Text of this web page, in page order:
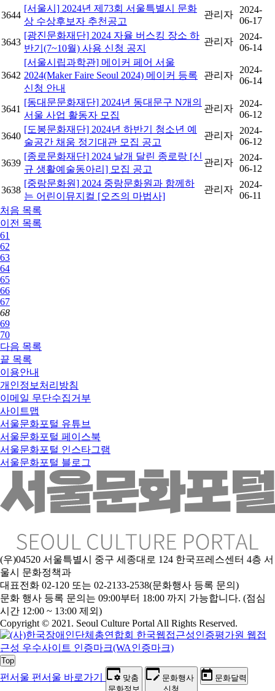
3644
[서울시] 2024년 제73회 서울특별시 문화
상 수상후보자 추천공고
관리자
2024-
06-17
3643
[광진문화재단] 2024 자율 버스킹 장소 하
반기(7~10월) 사용 신청 공지
관리자
2024-
06-14
3642
[서울시립과학관] 메이커 페어 서울
2024(Maker Faire Seoul 2024) 메이커 등록
신청 안내
관리자
2024-
06-14
3641
[동대문문화재단] 2024년 동대문구 N개의
서울 사업 활동자 모집
관리자
2024-
06-12
3640
[도봉문화재단] 2024년 하반기 청소년 예
술공간 채움 정기대관 모집 공고
관리자
2024-
06-12
3639
[종로문화재단] 2024 날개 달린 종로랑 [신
규 생활예술동아리] 모집 공고
관리자
2024-
06-12
3638
[중랑문화원] 2024 중랑문화원과 함께하
는 어린이뮤지컬 [오즈의 마법사]
관리자
2024-
06-11
처음 목록
이전 목록
61
62
63
64
65
66
67
68
69
70
다음 목록
끝 목록
이용안내
개인정보처리방침
이메일 무단수집거부
사이트맵
서울문화포털 유튜브
서울문화포털 페이스북
서울문화포털 인스타그램
서울문화포털 블로그
(우)04520 서울특별시 중구 세종대로 124 한국프레스센터 4층 서
울시 문화정책과
대표전화 02-120 또는 02-2133-2538(문화행사 등록 문의)
문화 행사 등록 문의는 09:00부터 18:00 까지 가능합니다. (점심
시간 12:00 ~ 13:00 제외)
Copyright © 2021. Seoul Culture Portal All Rights Reserved.
Top
펀서울 펀서울 바로가기
맞춤
문화정보
문화행사
신청
문화달력